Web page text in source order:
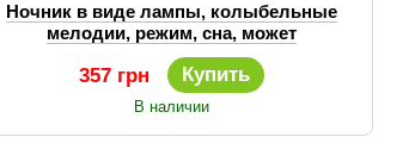
Ночник в виде лампы, колыбельные
мелодии, режим, сна, может
фиксироваться на детской кроватке
357 грн Купить
В наличии